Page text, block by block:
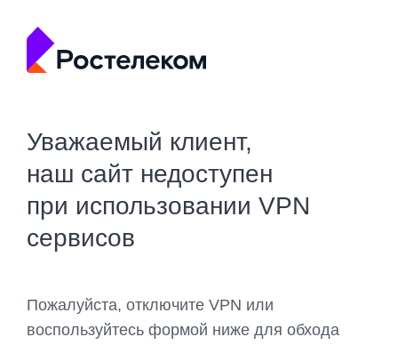
Уважаемый клиент,
наш сайт недоступен
при использовании VPN
сервисов
Пожалуйста, отключите VPN или
воспользуйтесь формой ниже для обхода